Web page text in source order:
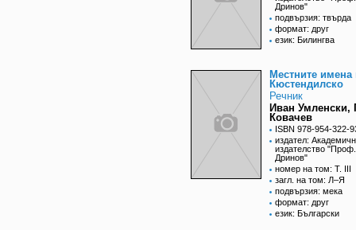
Дринов"
подвързия: твърда
формат: друг
език: Билингва
Местните имена
Кюстендилско
Речник
Иван Умленски,
Ковачев
ISBN 978-954-322-
издател:
издателство
Дринов"
номер на том: Т. III
загл. на том: Л–Я
подвързия: мека
формат: друг
език: Български